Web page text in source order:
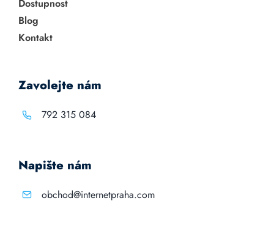
Dostupnost
Blog
Kontakt
Zavolejte nám
792 315 084
Napište nám
obchod@internetpraha.com